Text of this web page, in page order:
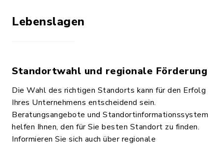
Lebenslagen
Standortwahl und regionale Förderung
Die Wahl des richtigen Standorts kann für den Erfolg
Ihres Unternehmens entscheidend sein.
Beratungsangebote und Standortinformationssystem
helfen Ihnen, den für Sie besten Standort zu finden.
Informieren Sie sich auch über regionale